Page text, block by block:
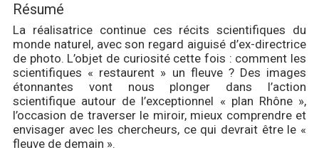
Résumé
La réalisatrice continue ces récits scientifiques du
monde naturel, avec son regard aiguisé d’ex-directrice
de photo. L’objet de curiosité cette fois : comment les
scientifiques « restaurent » un fleuve ? Des images
étonnantes vont nous plonger dans l’action
scientifique autour de l’exceptionnel « plan Rhône »,
l’occasion de traverser le miroir, mieux comprendre et
envisager avec les chercheurs, ce qui devrait être le «
fleuve de demain ».